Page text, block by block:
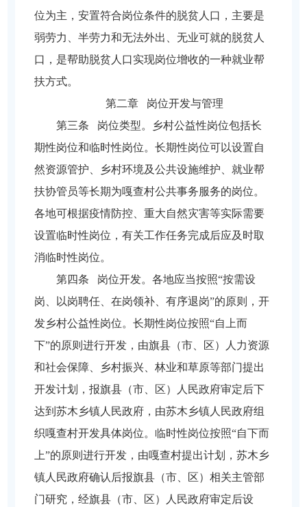
位为主，安置符合岗位条件的脱贫人口，主要是
弱劳力、半劳力和无法外出、无业可就的脱贫人
口，是帮助脱贫人口实现岗位增收的一种就业帮
扶方式。
第二章 岗位开发与管理
第三条 岗位类型。乡村公益性岗位包括长
期性岗位和临时性岗位。长期性岗位可以设置自
然资源管护、乡村环境及公共设施维护、就业帮
扶协管员等长期为嘎查村公共事务服务的岗位。
各地可根据疫情防控、重大自然灾害等实际需要
设置临时性岗位，有关工作任务完成后应及时取
消临时性岗位。
第四条 岗位开发。各地应当按照“按需设
岗、以岗聘任、在岗领补、有序退岗”的原则，开
发乡村公益性岗位。长期性岗位按照“自上而
下”的原则进行开发，由旗县（市、区）人力资源
和社会保障、乡村振兴、林业和草原等部门提出
开发计划，报旗县（市、区）人民政府审定后下
达到苏木乡镇人民政府，由苏木乡镇人民政府组
织嘎查村开发具体岗位。临时性岗位按照“自下而
上”的原则进行开发，由嘎查村提出计划，苏木乡
镇人民政府确认后报旗县（市、区）相关主管部
门研究，经旗县（市、区）人民政府审定后设